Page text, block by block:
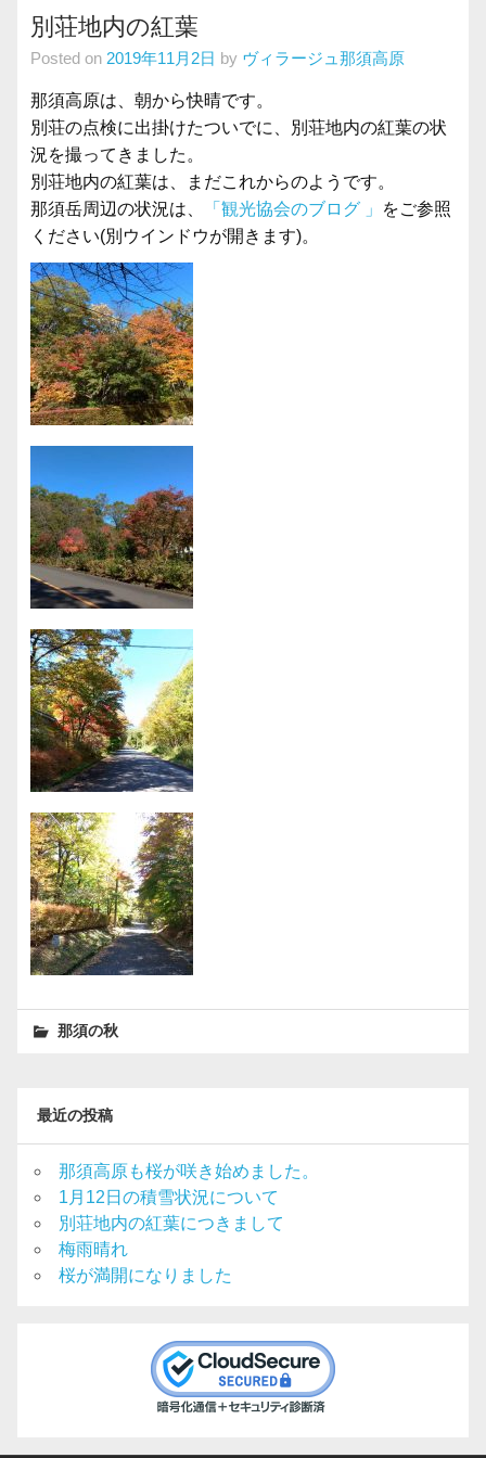
別荘地内の紅葉
Posted on 2019年11月2日 by ヴィラージュ那須高原
那須高原は、朝から快晴です。
別荘の点検に出掛けたついでに、別荘地内の紅葉の状
況を撮ってきました。
別荘地内の紅葉は、まだこれからのようです。
那須岳周辺の状況は、
「観光協会のブログ 」
をご参照
ください(別ウインドウが開きます)。
那須の秋
最近の投稿
那須高原も桜が咲き始めました。
1月12日の積雪状況について
別荘地内の紅葉につきまして
梅雨晴れ
桜が満開になりました